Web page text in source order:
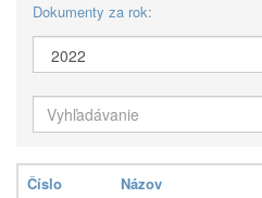
Dokumenty za rok:
Číslo Názov